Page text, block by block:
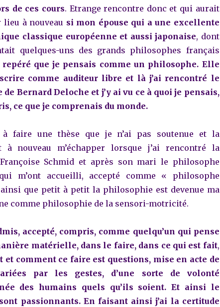
de ces cours. Etrange rencontre donc et qui aurait
à nouveau si mon épouse qui a une excellente
classique européenne et aussi japonaise, dont
quelques-uns des grands philosophes français
repéré que je pensais comme un philosophe. Elle
comme auditeur libre et là j’ai rencontré le
de Bernard Deloche et j’y ai vu ce à quoi je pensais,
ce que je comprenais du monde.
à faire une thèse que je n’ai pas soutenue et la
nouveau m’échapper lorsque j’ai rencontré la
Schmid et après son mari le philosophe
m’ont accueilli, accepté comme « philosophe
ainsi que petit à petit la philosophie est devenue ma
comme philosophie de la sensori-motricité.
accepté, compris, comme quelqu’un qui pense
matérielle, dans le faire, dans ce qui est fait,
et comment ce faire est questions, mise en acte de
par les gestes, d’une sorte de volonté
des humains quels qu’ils soient. Et ainsi le
passionnants. En faisant ainsi j’ai la certitude